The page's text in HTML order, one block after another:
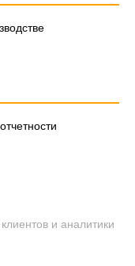
и аналитики